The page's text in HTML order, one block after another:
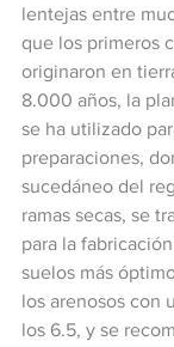
lentejas entre
que los primeros
originaron en
8.000 años, la
se ha utilizado
preparaciones,
sucedáneo del
ramas secas, se
para la
suelos más
los arenosos con
los 6.5, y se